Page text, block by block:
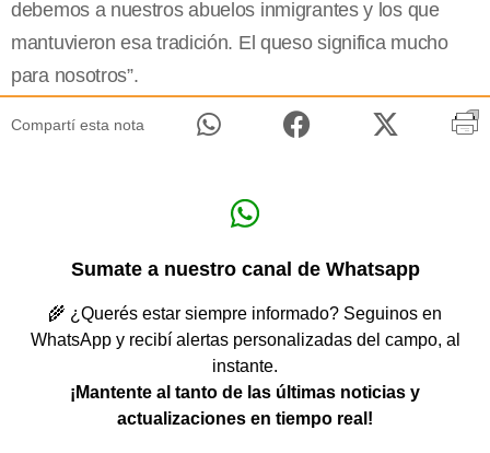
debemos a nuestros abuelos inmigrantes y los que
mantuvieron esa tradición. El queso significa mucho
para nosotros”.
Compartí esta nota
Sumate a nuestro canal de Whatsapp
🌾 ¿Querés estar siempre informado? Seguinos en
WhatsApp y recibí alertas personalizadas del campo, al
instante.
¡Mantente al tanto de las últimas noticias y
actualizaciones en tiempo real!